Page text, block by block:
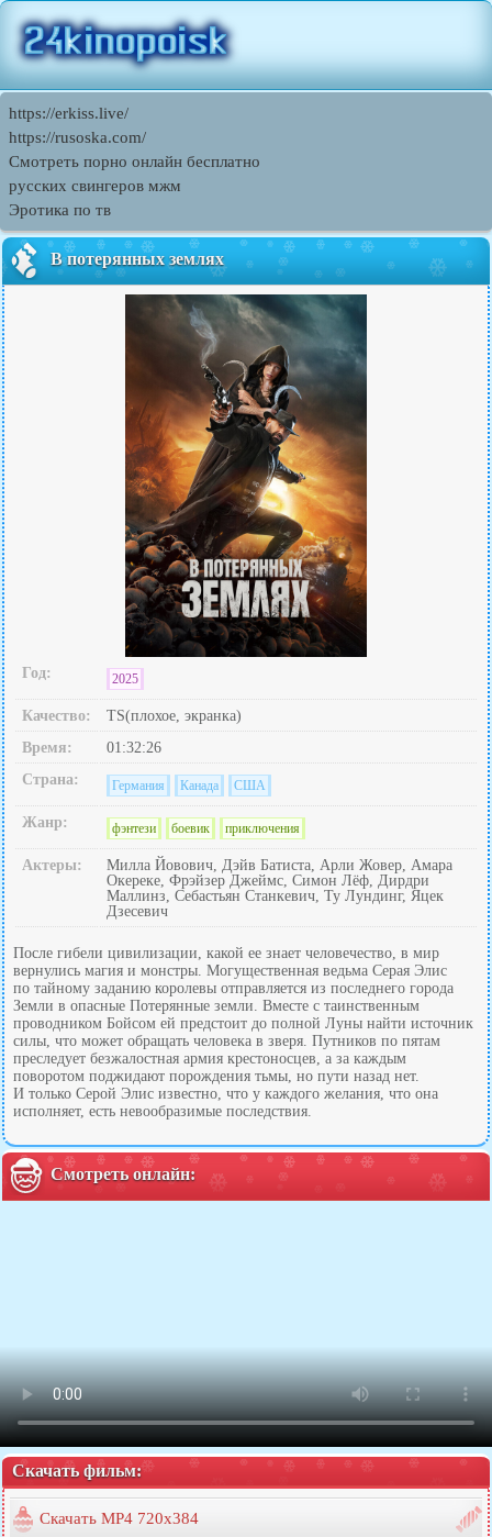
https://erkiss.live/
https://rusoska.com/
Смотреть порно онлайн бесплатно
русских свингеров мжм
Эротика по тв
В потерянных землях
Год: 2025
Качество:
TS(плохое, экранка)
Время:
01:32:26
Страна:
Германия Канада США
Жанр: фэнтези боевик приключения
Актеры:
Милла Йовович, Дэйв Батиста, Арли Жовер, Амара
Окереке, Фрэйзер Джеймс, Симон Лёф, Дирдри
Маллинз, Себастьян Станкевич, Ту Лундинг, Яцек
Дзесевич
После гибели цивилизации, какой ее знает человечество, в мир
вернулись магия и монстры. Могущественная ведьма Серая Элис
по тайному заданию королевы отправляется из последнего города
Земли в опасные Потерянные земли. Вместе с таинственным
проводником Бойсом ей предстоит до полной Луны найти источник
силы, что может обращать человека в зверя. Путников по пятам
преследует безжалостная армия крестоносцев, а за каждым
поворотом поджидают порождения тьмы, но пути назад нет.
И только Серой Элис известно, что у каждого желания, что она
исполняет, есть невообразимые последствия.
Смотреть онлайн:
Скачать фильм:
Скачать MP4 720x384